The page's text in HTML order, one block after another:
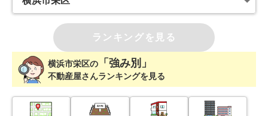
ランキングを見る
横浜市栄区の「強み別」
不動産屋さんランキングを見る